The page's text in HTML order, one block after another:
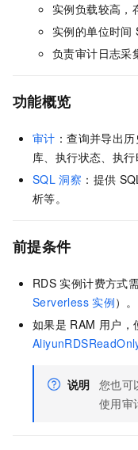
实例负载较高，
实例的单位时间
负责审计日志采
功能概览
审计 ：查询并导出历
库、执行状态、执行
SQL 洞察 ：提供
析等。
前提条件
RDS 实例计费方式
Serverless 实例）。
如果是 RAM 用户，
说明 您也可
使用审